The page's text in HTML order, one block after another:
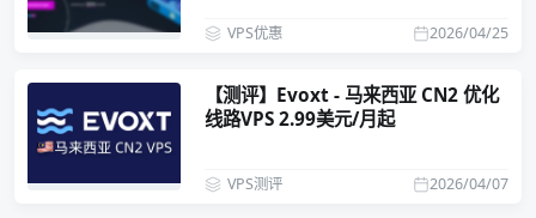
2026/04/25
VPS优惠
【测评】Evoxt - 马来西亚 CN2 优化
线路VPS 2.99美元/月起
2026/04/07
VPS测评